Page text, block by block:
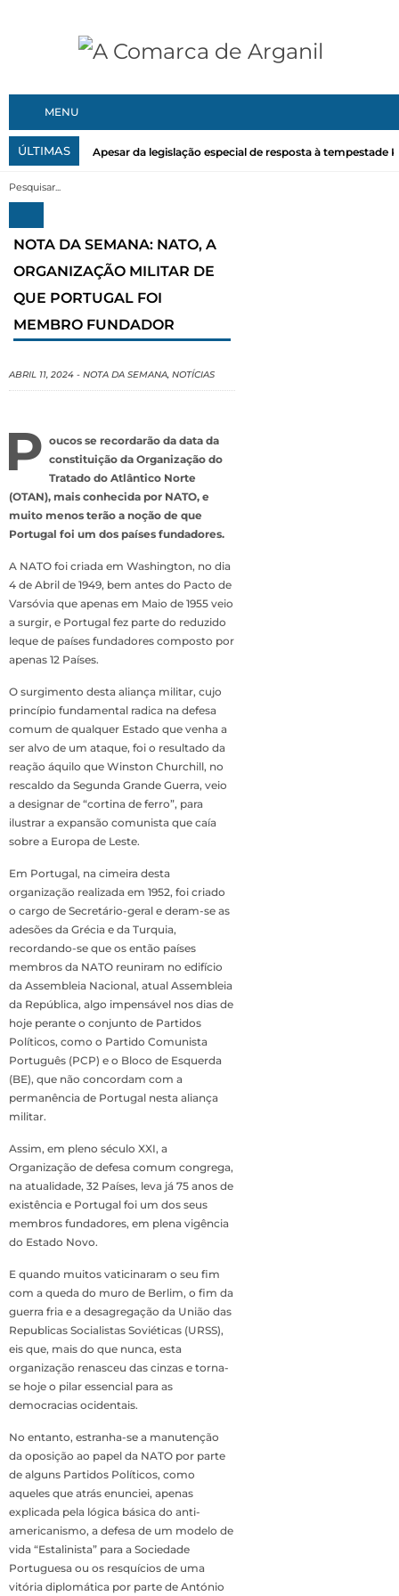
MENU
ÚLTIMAS Apesar da legislação especial de resposta à tempestade
NOTA DA SEMANA: NATO, A
ORGANIZAÇÃO MILITAR DE
QUE PORTUGAL FOI
MEMBRO FUNDADOR
ABRIL 11, 2024 - NOTA DA SEMANA, NOTÍCIAS
P oucos se recordarão da data da
constituição da Organização do
Tratado do Atlântico Norte
(OTAN), mais conhecida por NATO, e
muito menos terão a noção de que
Portugal foi um dos países fundadores.
A NATO foi criada em Washington, no dia
4 de Abril de 1949, bem antes do Pacto de
Varsóvia que apenas em Maio de 1955 veio
a surgir, e Portugal fez parte do reduzido
leque de países fundadores composto por
apenas 12 Países.
O surgimento desta aliança militar, cujo
princípio fundamental radica na defesa
comum de qualquer Estado que venha a
ser alvo de um ataque, foi o resultado da
reação áquilo que Winston Churchill, no
rescaldo da Segunda Grande Guerra, veio
a designar de “cortina de ferro”, para
ilustrar a expansão comunista que caía
sobre a Europa de Leste.
Em Portugal, na cimeira desta
organização realizada em 1952, foi criado
o cargo de Secretário-geral e deram-se as
adesões da Grécia e da Turquia,
recordando-se que os então países
membros da NATO reuniram no edifício
da Assembleia Nacional, atual Assembleia
da República, algo impensável nos dias de
hoje perante o conjunto de Partidos
Políticos, como o Partido Comunista
Português (PCP) e o Bloco de Esquerda
(BE), que não concordam com a
permanência de Portugal nesta aliança
militar.
Assim, em pleno século XXI, a
Organização de defesa comum congrega,
na atualidade, 32 Países, leva já 75 anos de
existência e Portugal foi um dos seus
membros fundadores, em plena vigência
do Estado Novo.
E quando muitos vaticinaram o seu fim
com a queda do muro de Berlim, o fim da
guerra fria e a desagregação da União das
Republicas Socialistas Soviéticas (URSS),
eis que, mais do que nunca, esta
organização renasceu das cinzas e torna-
se hoje o pilar essencial para as
democracias ocidentais.
No entanto, estranha-se a manutenção
da oposição ao papel da NATO por parte
de alguns Partidos Políticos, como
aqueles que atrás enunciei, apenas
explicada pela lógica básica do anti-
americanismo, a defesa de um modelo de
vida “Estalinista” para a Sociedade
Portuguesa ou os resquícios de uma
vitória diplomática por parte de António